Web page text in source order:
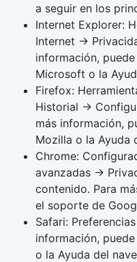
a seguir en los
Internet Explorer:
Internet →
información,
Microsoft o la
Firefox:
Historial →
más información,
Mozilla o la Ayuda
Chrome:
avanzadas →
contenido. Para
el soporte de
Safari:
información,
o la Ayuda del